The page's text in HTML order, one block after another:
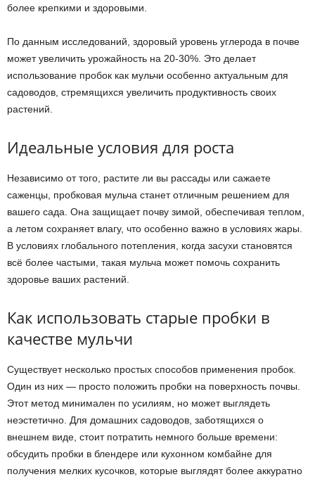
более крепкими и здоровыми.
По данным исследований, здоровый уровень углерода в почве
может увеличить урожайность на 20-30%. Это делает
использование пробок как мульчи особенно актуальным для
садоводов, стремящихся увеличить продуктивность своих
растений.
Идеальные условия для роста
Независимо от того, растите ли вы рассады или сажаете
саженцы, пробковая мульча станет отличным решением для
вашего сада. Она защищает почву зимой, обеспечивая теплом,
а летом сохраняет влагу, что особенно важно в условиях жары.
В условиях глобального потепления, когда засухи становятся
всё более частыми, такая мульча может помочь сохранить
здоровье ваших растений.
Как использовать старые пробки в
качестве мульчи
Существует несколько простых способов применения пробок.
Один из них — просто положить пробки на поверхность почвы.
Этот метод минимален по усилиям, но может выглядеть
неэстетично. Для домашних садоводов, заботящихся о
внешнем виде, стоит потратить немного больше времени:
обсудить пробки в блендере или кухонном комбайне для
получения мелких кусочков, которые выглядят более аккуратно